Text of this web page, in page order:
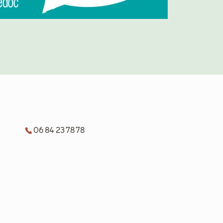
06 84 23 78 78